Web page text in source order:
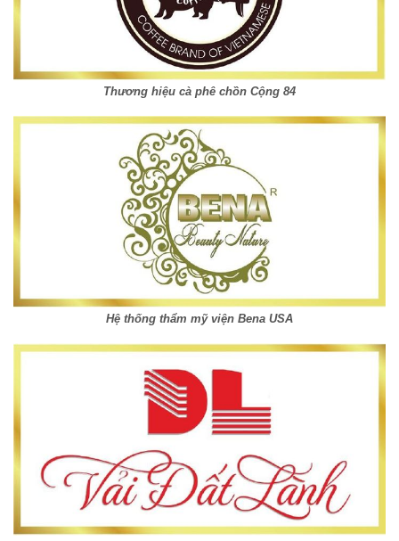
Thương hiệu cà phê chồn Cộng 84
Hệ thống thẩm mỹ viện Bena USA